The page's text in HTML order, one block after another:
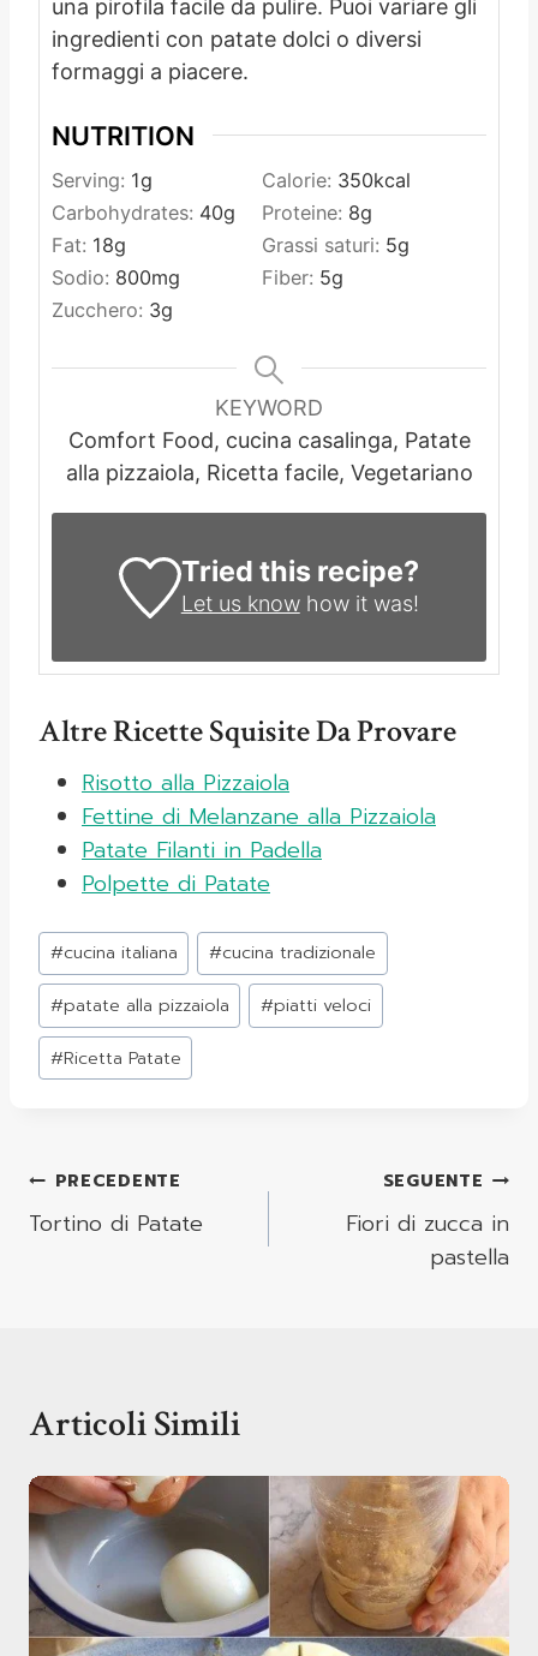
una pirofila facile da pulire. Puoi variare gli
ingredienti con patate dolci o diversi
formaggi a piacere.
NUTRITION
Serving: 1g Calorie: 350kcal
Carbohydrates: 40g Proteine: 8g
Fat: 18g Grassi saturi: 5g
Sodio: 800mg Fiber: 5g
Zucchero: 3g
KEYWORD
Comfort Food, cucina casalinga, Patate
alla pizzaiola, Ricetta facile, Vegetariano
Tried this recipe?
Let us knowhow it was!
Altre Ricette Squisite Da Provare
Risotto alla Pizzaiola
Fettine di Melanzane alla Pizzaiola
Patate Filanti in Padella
Polpette di Patate
Tag
articolo:
#cucina italiana #cucina tradizionale
#patate alla pizzaiola #piatti veloci
#Ricetta Patate
Navigazione
Articoli
PRECEDENTE
Tortino di Patate
SEGUENTE
Fiori di zucca in
pastella
Articoli Simili